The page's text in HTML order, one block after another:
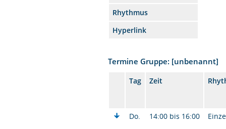
Rhythmus
Hyperlink
Termine Gruppe: [unbenannt]
Tag Zeit
Do. 14:00 bis 16:00